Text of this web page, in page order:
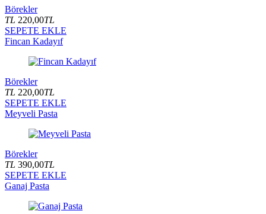
Börekler
TL 220,00TL
SEPETE EKLE
Fincan Kadayıf
Börekler
TL 220,00TL
SEPETE EKLE
Meyveli Pasta
Börekler
TL 390,00TL
SEPETE EKLE
Ganaj Pasta